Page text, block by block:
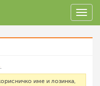
.
име и лозинка,